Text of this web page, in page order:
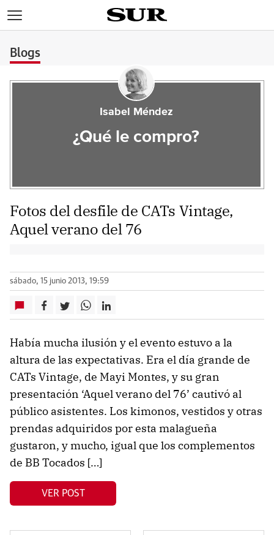
Blogs
Isabel Méndez
¿Qué le compro?
Fotos del desfile de CATs Vintage,
Aquel verano del 76
sábado, 15 junio 2013, 19:59
Había mucha ilusión y el evento estuvo a la
altura de las expectativas. Era el día grande de
CATs Vintage, de Mayi Montes, y su gran
presentación ‘Aquel verano del 76’ cautivó al
público asistentes. Los kimonos, vestidos y otras
prendas adquiridos por esta malagueña
gustaron, y mucho, igual que los complementos
de BB Tocados […]
VER POST